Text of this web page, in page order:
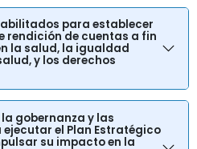
para establecer
rendición de cuentas a fin
la salud, la igualdad
y los derechos
la gobernanza y las
el Plan Estratégico
su impacto en la